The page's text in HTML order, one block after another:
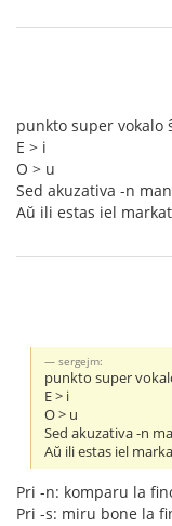
punkto super vokalo
E > i
O > u
Sed akuzativa -n
Aŭ ili estas iel
sergejm:
punkto super
E > i
O > u
Sed akuzativa -n
Aŭ ili estas iel
Pri -n: komparu la
Pri -s: miru bone la